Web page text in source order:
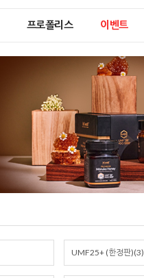
프로폴리스 이벤트
UMF25+ (한정판)(3)